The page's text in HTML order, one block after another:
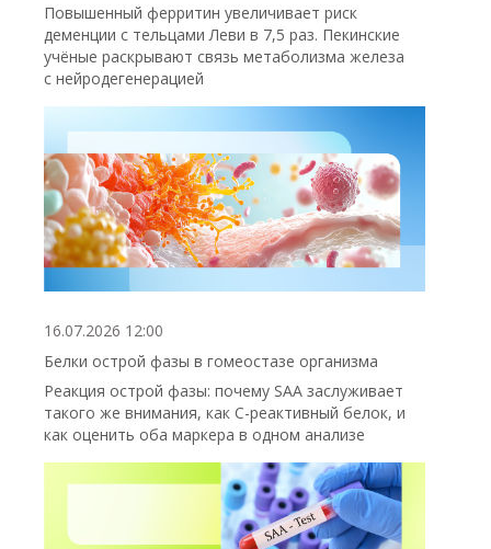
Повышенный ферритин увеличивает риск
деменции с тельцами Леви в 7,5 раз. Пекинские
учёные раскрывают связь метаболизма железа
с нейродегенерацией
16.07.2026 12:00
Белки острой фазы в гомеостазе организма
Реакция острой фазы: почему SAA заслуживает
такого же внимания, как С-реактивный белок, и
как оценить оба маркера в одном анализе